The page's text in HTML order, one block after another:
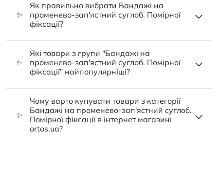
✨
Як правильно вибрати Бандажі на
променево-зап'ястний суглоб. Помірної
фіксації?
✨
Які товари з групи "Бандажі на
променево-зап'ястний суглоб. Помірної
фіксації" найпопулярніші?
✨
Чому варто купувати товари з категорії
Бандажі на променево-зап'ястний суглоб.
Помірної фіксації в інтернет магазині
ortos.ua?